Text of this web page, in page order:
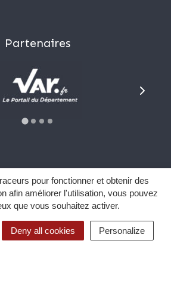
Partenaires
Plan du site
Légales
personnelles
et malentendant ?
pour fonctionner et obtenir des
afin améliorer l'utilisation, vous pouvez
que vous souhaitez activer.
Deny all cookies Personalize